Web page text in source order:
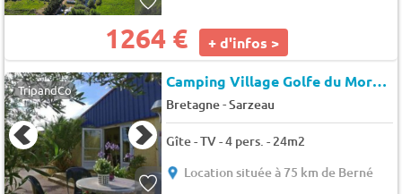
1264 € + d'infos >
TripandCo Camping Village Golfe du Morbihan
Bretagne-Sarzeau
Gîte - TV - 4 pers. - 24m2
Location située à 75 km de Berné